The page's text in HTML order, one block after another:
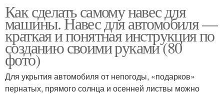
Как сделать самому навес для
машины. Навес для автомобиля —
краткая и понятная инструкция по
созданию своими руками (80
фото)
Для укрытия автомобиля от непогоды, «подарков»
пернатых, прямого солнца и осенней листвы можно